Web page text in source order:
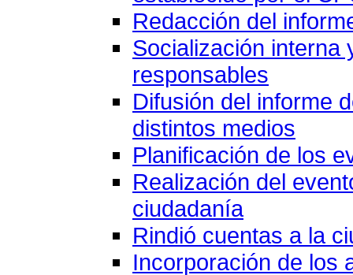
Redacción del
Socialización interna
responsables
Difusión del informe
distintos medios
Planificación de los
Realización del
ciudadanía
Rindió cuentas a la
Incorporación de los